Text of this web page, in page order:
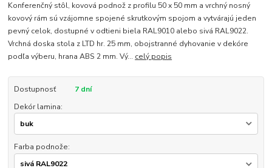
Konferenčný stôl, kovová podnož z profilu 50 x 50 mm a vrchný nosný
kovový rám sú vzájomne spojené skrutkovým spojom a vytvárajú jeden
pevný celok, dostupné v odtieni biela RAL9010 alebo sivá RAL9022.
Vrchná doska stola z LTD hr. 25 mm, obojstranné dyhovanie v dekóre
podľa výberu, hrana ABS 2 mm. Vý... celý popis
Dostupnosť
7 dní
Dekór lamina:
Farba podnože: